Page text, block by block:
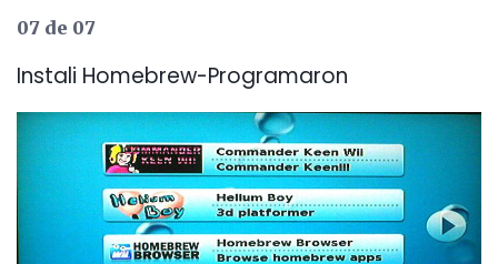
07 de 07
Instali Homebrew-Programaron